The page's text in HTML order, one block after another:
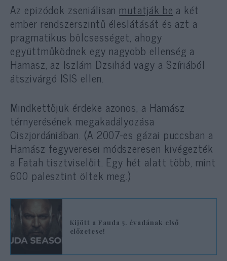
Az epizódok zseniálisan mutatják be a két
ember rendszerszintű éleslátását és azt a
pragmatikus bölcsességet, ahogy
együttműködnek egy nagyobb ellenség a
Hamasz, az Iszlám Dzsihád vagy a Szíriából
átszivárgó ISIS ellen.
Mindkettőjük érdeke azonos, a Hamász
térnyerésének megakadályozása
Ciszjordániában. (A 2007-es gázai puccsban a
Hamász fegyveresei módszeresen kivégezték
a Fatah tisztviselőit. Egy hét alatt több, mint
600 palesztint öltek meg.)
Kijött a Fauda 5. évadának első
előzetese!